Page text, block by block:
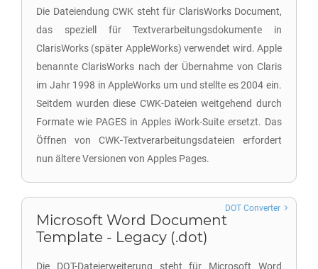
Die Dateiendung CWK steht für ClarisWorks Document,
das speziell für Textverarbeitungsdokumente in
ClarisWorks (später AppleWorks) verwendet wird. Apple
benannte ClarisWorks nach der Übernahme von Claris
im Jahr 1998 in AppleWorks um und stellte es 2004 ein.
Seitdem wurden diese CWK-Dateien weitgehend durch
Formate wie PAGES in Apples iWork-Suite ersetzt. Das
Öffnen von CWK-Textverarbeitungsdateien erfordert
nun ältere Versionen von Apples Pages.
Microsoft Word Document
Template - Legacy (.dot)
Die DOT-Dateierweiterung steht für Microsoft Word
DOT Converter